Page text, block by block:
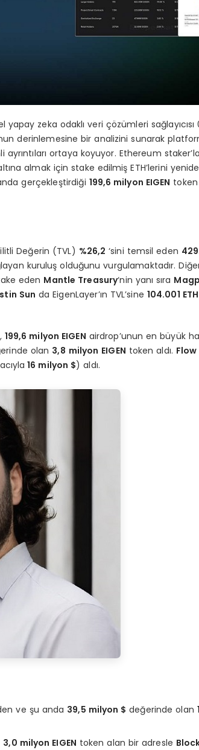
zeka odaklı veri çözümleri
derinlemesine bir analizini sunarak
ayrıntıları ortaya koyuyor. Ethereum
almak için stake edilmiş ETH’lerini
gerçekleştirdiği 199,6 milyon EIGEN token
Değerin (TVL) %26,2 ‘sini temsil eden
kuruluş olduğunu vurgulamaktadır.
eden Mantle Treasury‘nin yanı sıra
Sun da EigenLayer’ın TVL’sine 104.001 ETH
, 199,6 milyon EIGEN airdrop’unun en büyük
olan 3,8 milyon EIGEN token aldı.
16 milyon $) aldı.
ve şu anda 39,5 milyon $ değerinde olan
3,0 milyon EIGEN token alan bir adresle